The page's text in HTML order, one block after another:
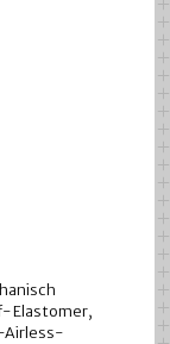
Elastomer,
Airless-